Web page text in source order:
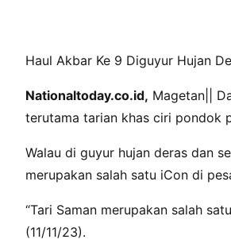
Haul Akbar Ke 9 Diguyur Hujan
Nationaltoday.co.id, Magetan||
terutama tarian khas ciri pondok
Walau di guyur hujan deras dan
merupakan salah satu iCon di
“Tari Saman merupakan salah
(11/11/23).